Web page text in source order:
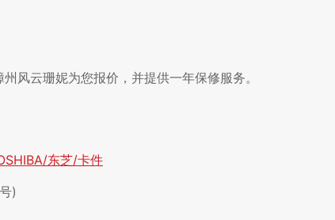
风云珊妮为您报价，并提供一年保修服务。
东芝/卡件
)